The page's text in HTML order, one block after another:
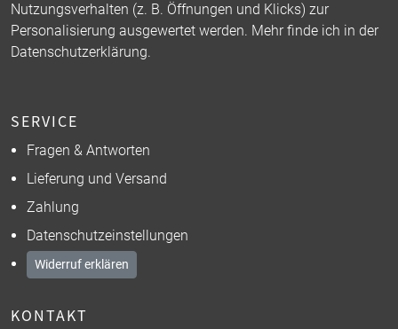
Nutzungsverhalten (z. B. Öffnungen und Klicks) zur
Personalisierung ausgewertet werden. Mehr finde ich in der
Datenschutzerklärung.
SERVICE
Fragen & Antworten
Lieferung und Versand
Zahlung
Datenschutzeinstellungen
Widerruf erklären
KONTAKT